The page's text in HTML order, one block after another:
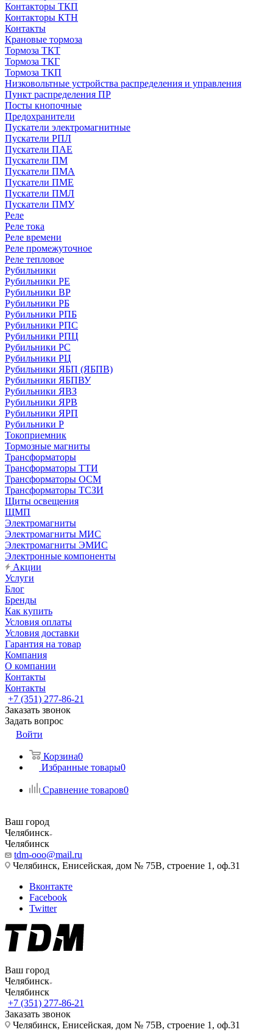
Контакторы ТКП
Контакторы КТН
Контакты
Крановые тормоза
Тормоза ТКТ
Тормоза ТКГ
Тормоза ТКП
Низковольтные устройства распределения и управления
Пункт распределения ПР
Посты кнопочные
Предохранители
Пускатели электромагнитные
Пускатели РПЛ
Пускатели ПАЕ
Пускатели ПМ
Пускатели ПМА
Пускатели ПМЕ
Пускатели ПМЛ
Пускатели ПМУ
Реле
Реле тока
Реле времени
Реле промежуточное
Реле тепловое
Рубильники
Рубильники РЕ
Рубильники ВР
Рубильники РБ
Рубильники РПБ
Рубильники РПС
Рубильники РПЦ
Рубильники РС
Рубильники РЦ
Рубильники ЯБП (ЯБПВ)
Рубильники ЯБПВУ
Рубильники ЯВЗ
Рубильники ЯРВ
Рубильники ЯРП
Рубильники Р
Токоприемник
Тормозные магниты
Трансформаторы
Трансформаторы ТТИ
Трансформаторы ОСМ
Трансформаторы ТСЗИ
Щиты освещения
ЩМП
Электромагниты
Электромагниты МИС
Электромагниты ЭМИС
Электронные компоненты
Акции
Услуги
Блог
Бренды
Как купить
Условия оплаты
Условия доставки
Гарантия на товар
Компания
О компании
Контакты
Контакты
+7 (351) 277-86-21
Заказать звонок
Задать вопрос
Войти
Корзина0
Избранные товары0
Сравнение товаров0
Ваш город
Челябинск
Челябинск
tdm-ooo@mail.ru
Челябинск, Енисейская, дом № 75В, строение 1, оф.31
Вконтакте
Facebook
Twitter
Ваш город
Челябинск
Челябинск
+7 (351) 277-86-21
Заказать звонок
Челябинск, Енисейская, дом № 75В, строение 1, оф.31